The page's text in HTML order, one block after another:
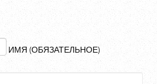
ИМЯ (ОБЯЗАТЕЛЬНОЕ)